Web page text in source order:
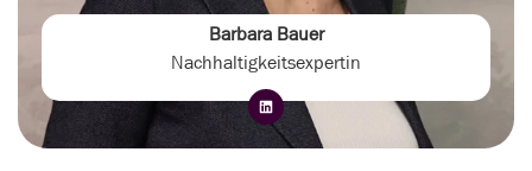
Barbara Bauer
Nachhaltigkeitsexpertin